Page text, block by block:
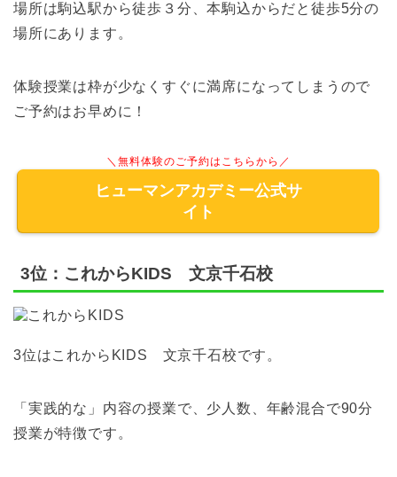
場所は駒込駅から徒歩３分、本駒込からだと徒歩5分の
場所にあります。
体験授業は枠が少なくすぐに満席になってしまうので
ご予約はお早めに！
＼無料体験のご予約はこちらから／
ヒューマンアカデミー公式サ
イト
3位：これからKIDS 文京千石校
3位はこれからKIDS 文京千石校です。
「実践的な」内容の授業で、少人数、年齢混合で90分
授業が特徴です。